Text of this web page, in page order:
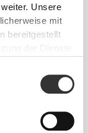
Unsere
mit
bereitgestellt
der Dienste